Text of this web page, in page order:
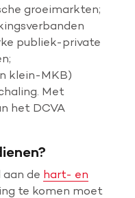
groeimarkten;
publiek-private
klein-MKB)
Met
het DCVA
de hart- en
te komen moet